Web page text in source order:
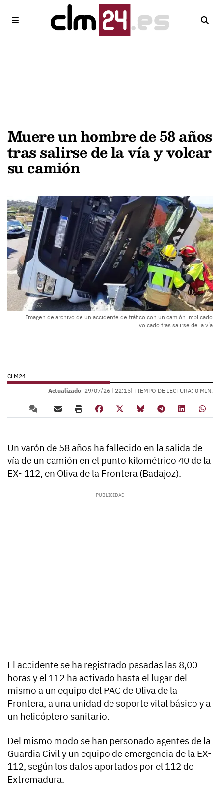
Muere un hombre de 58 años
tras salirse de la vía y volcar
su camión
Imagen de archivo de un accidente de tráfico con un camión implicado
volcado tras salirse de la vía
CLM24
Actualizado: 29/07/26 | 22:15| TIEMPO DE LECTURA: 0 MIN.
Un varón de 58 años ha fallecido en la salida de
vía de un camión en el punto kilométrico 40 de la
EX- 112, en Oliva de la Frontera (Badajoz).
El accidente se ha registrado pasadas las 8,00
horas y el 112 ha activado hasta el lugar del
mismo a un equipo del PAC de Oliva de la
Frontera, a una unidad de soporte vital básico y a
un helicóptero sanitario.
Del mismo modo se han personado agentes de la
Guardia Civil y un equipo de emergencia de la EX-
112, según los datos aportados por el 112 de
Extremadura.